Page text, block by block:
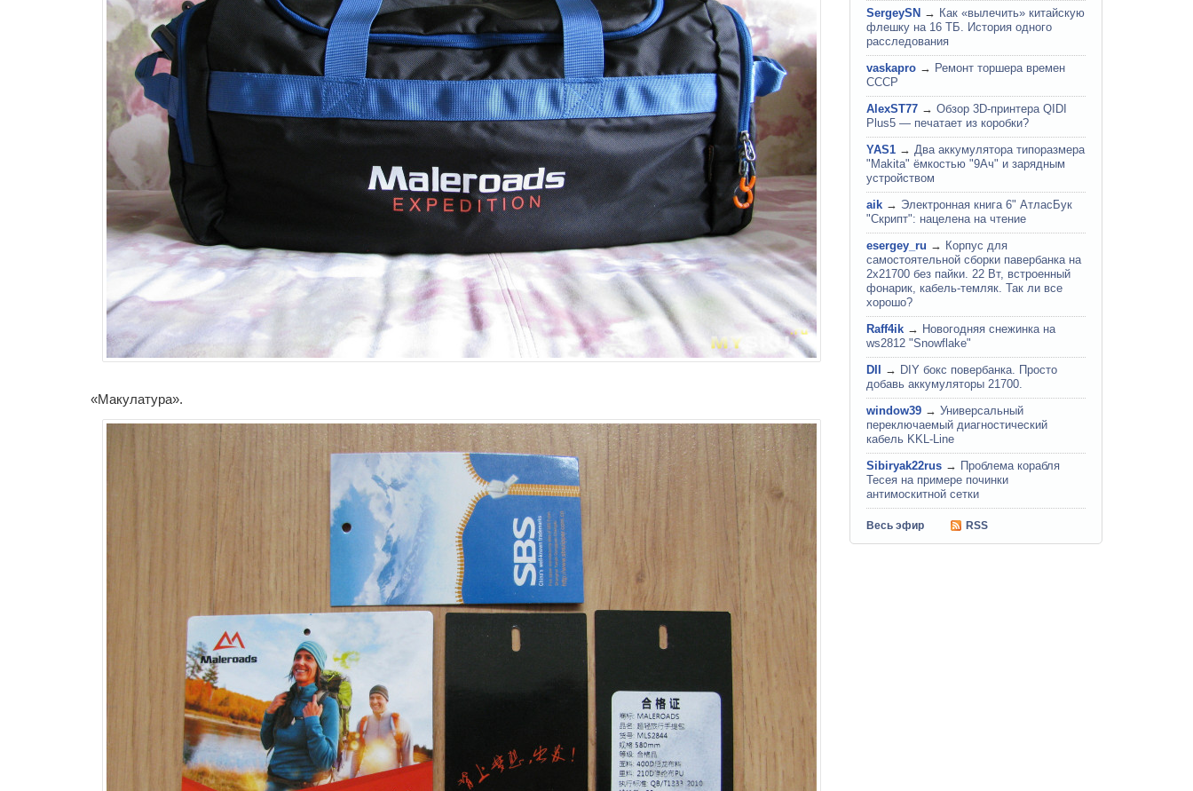
«Макулатура».
SergeySN → Как «вылечить» китайскую
флешку на 16 ТБ. История одного
расследования
vaskapro → Ремонт торшера времен
СССР
AlexST77 → Обзор 3D-принтера QIDI
Plus5 — печатает из коробки?
YAS1 → Два аккумулятора типоразмера
"Makita" ёмкостью "9Ач" и зарядным
устройством
aik → Электронная книга 6" АтласБук
"Скрипт": нацелена на чтение
esergey_ru → Корпус для
самостоятельной сборки павербанка на
2х21700 без пайки. 22 Вт, встроенный
фонарик, кабель-темляк. Так ли все
хорошо?
Raff4ik → Новогодняя снежинка на
ws2812 "Snowflake"
DII
→ DIY бокс повербанка. Просто
добавь аккумуляторы 21700.
window39 → Универсальный
переключаемый диагностический
кабель KKL-Line
Sibiryak22rus → Проблема корабля
Тесея на примере починки
антимоскитной сетки
Весь эфир RSS